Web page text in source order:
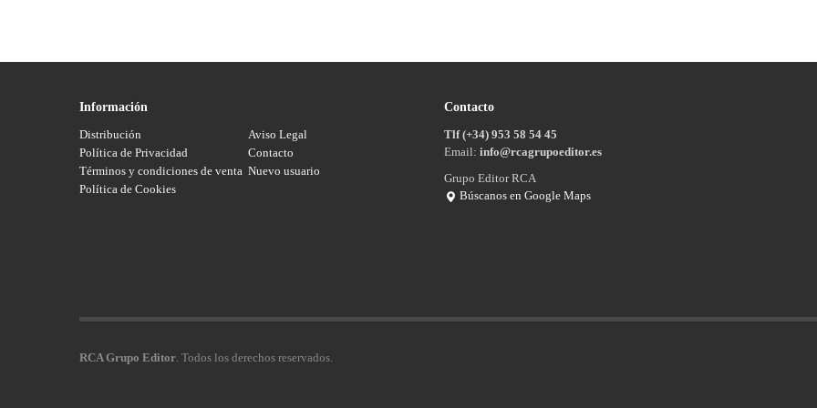
Información
Distribución
Aviso Legal
Política de Privacidad
Contacto
Términos y condiciones de venta Nuevo usuario
Política de Cookies
Contacto
Tlf (+34) 953 58 54 45
Email: info@rcagrupoeditor.es
Grupo Editor RCA
Búscanos en Google Maps
RCA Grupo Editor. Todos los derechos reservados.